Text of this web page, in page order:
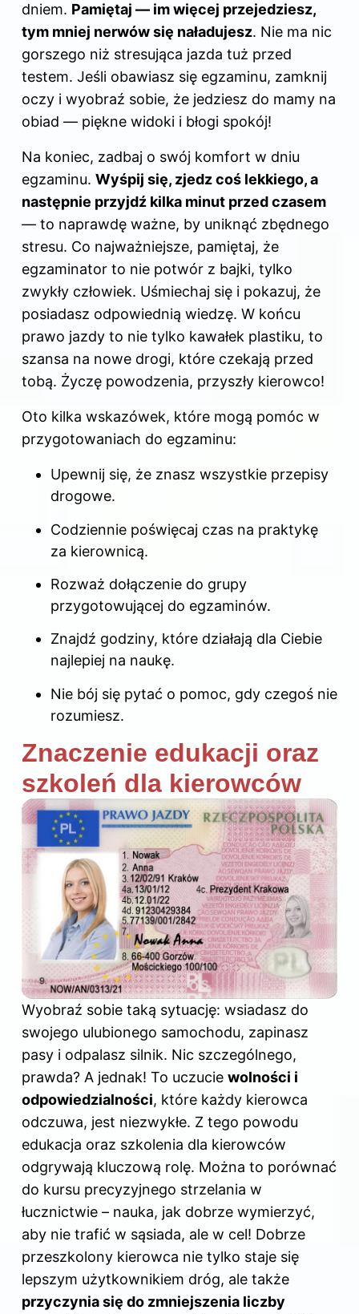
dniem. Pamiętaj — im więcej przejedziesz,
tym mniej nerwów się naładujesz. Nie ma nic
gorszego niż stresująca jazda tuż przed
testem. Jeśli obawiasz się egzaminu, zamknij
oczy i wyobraź sobie, że jedziesz do mamy na
obiad — piękne widoki i błogi spokój!
Na koniec, zadbaj o swój komfort w dniu
egzaminu. Wyśpij się, zjedz coś lekkiego, a
następnie przyjdź kilka minut przed czasem
— to naprawdę ważne, by uniknąć zbędnego
stresu. Co najważniejsze, pamiętaj, że
egzaminator to nie potwór z bajki, tylko
zwykły człowiek. Uśmiechaj się i pokazuj, że
posiadasz odpowiednią wiedzę. W końcu
prawo jazdy to nie tylko kawałek plastiku, to
szansa na nowe drogi, które czekają przed
tobą. Życzę powodzenia, przyszły kierowco!
Oto kilka wskazówek, które mogą pomóc w
przygotowaniach do egzaminu:
Upewnij się, że znasz wszystkie przepisy
drogowe.
Codziennie poświęcaj czas na praktykę
za kierownicą.
Rozważ dołączenie do grupy
przygotowującej do egzaminów.
Znajdź godziny, które działają dla Ciebie
najlepiej na naukę.
Nie bój się pytać o pomoc, gdy czegoś nie
rozumiesz.
Znaczenie edukacji oraz
szkoleń dla kierowców
Wyobraź sobie taką sytuację: wsiadasz do
swojego ulubionego samochodu, zapinasz
pasy i odpalasz silnik. Nic szczególnego,
prawda? A jednak! To uczucie wolności i
odpowiedzialności, które każdy kierowca
odczuwa, jest niezwykłe. Z tego powodu
edukacja oraz szkolenia dla kierowców
odgrywają kluczową rolę. Można to porównać
do kursu precyzyjnego strzelania w
łucznictwie – nauka, jak dobrze wymierzyć,
aby nie trafić w sąsiada, ale w cel! Dobrze
przeszkolony kierowca nie tylko staje się
lepszym użytkownikiem dróg, ale także
przyczynia się do zmniejszenia liczby